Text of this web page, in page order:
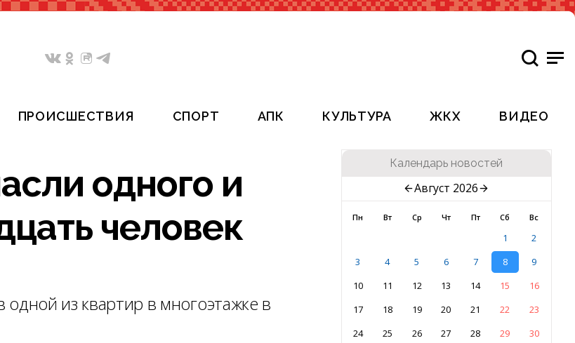
ПРОИСШЕСТВИЯ СПОРТ АПК КУЛЬТУРА ЖКХ ВИДЕО
одного и
человек
из квартир в многоэтажке в
Календарь новостей
Август 2026
Пн Вт Ср Чт Пт Сб Вс
1
2
3
4 5 6 7 8
9
10
11 12 13 14 15
16
17
18 19 20 21 22
23
24
25 26 27 28 29
30